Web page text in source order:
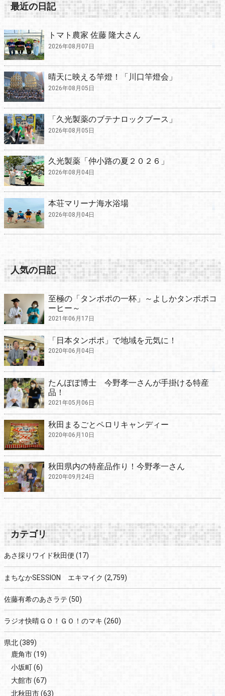
最近の日記
トマト農家 佐藤 隆大さん
2026年08月07日
晴天に映える竿燈！「川口竿燈会」
2026年08月05日
「久光製薬のブテナロックブース」
2026年08月05日
久光製薬「仲小路の夏２０２６」
2026年08月04日
本荘マリーナ海水浴場
2026年08月04日
人気の日記
至極の「タンポポの一杯」～よしかタンポポコ
ーヒー～
2021年06月17日
「日本タンポポ」で地域を元気に！
2020年06月04日
たんぽぽ博士 今野孝一さんが手掛ける特産
品！
2021年05月06日
秋田まるごとペロリキャンディー
2020年06月10日
秋田県内の特産品作り！今野孝一さん
2020年09月24日
カテゴリ
あさ採りワイド秋田便 (17)
まちなかSESSION エキマイク (2,759)
佐藤有希のあさラテ (50)
ラジオ快晴ＧＯ！ＧＯ！のマキ (260)
県北(389)
鹿角市(19)
小坂町(6)
大館市(67)
北秋田市(63)